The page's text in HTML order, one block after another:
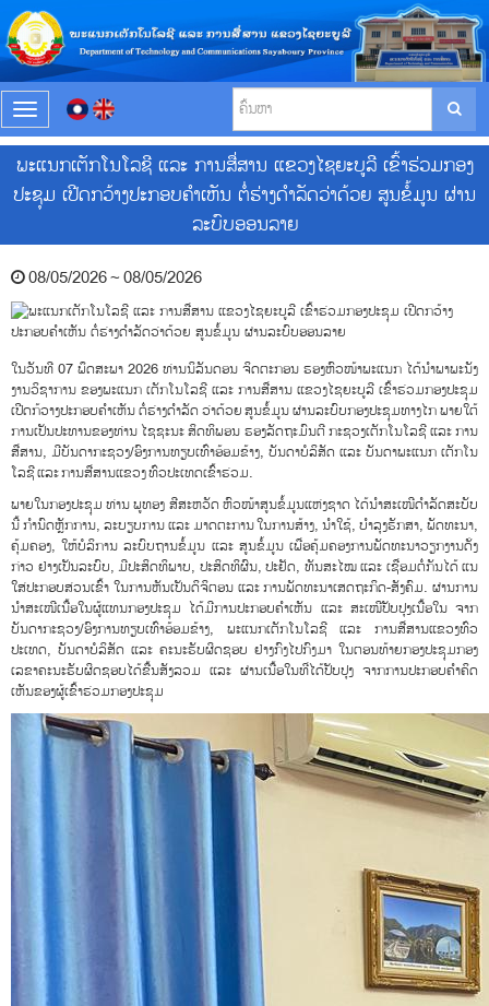
T
o
g
g
l
v
g
a
t
i
o
n
ພະແນກເຕັກໂນໂລຊີ ແລະ ການສື່ສານ ແຂວງໄຊຍະບູລີ ເຂົ້າຮ່ວມກອງ
ປະຊຸມ ເປີດກວ້າງປະກອບຄຳເຫັນ ຕໍ່ຮ່າງດຳລັດວ່າດ້ວຍ ສູນຂໍ້ມູນ ຜ່ານ
ລະບົບອອນລາຍ
08/05/2026 ~ 08/05/2026
ໃນວັນທີ 07 ພຶດສະພາ 2026 ທ່ານນິລັນດອນ ຈິດຕະກອນ ຮອງຫົວໜ້າພະແນກ ໄດ້ນໍາພາພະນັງ
ງານວິຊາການ ຂອງພະແນກ ເຕັກໂນໂລຊີ ແລະ ການສື່ສານ ແຂວງໄຊຍະບູລີ ເຂົ້າຮ່ວມກອງປະຊຸມ
ເປີດກ້ວາງປະກອບຄຳເຫັນ ຕໍ່ຮ່າງດຳລັດ ວ່າດ້ວຍ ສູນຂໍ້ມູນ ຜ່ານລະບົບກອງປະຊຸມທາງໄກ ພາຍໃຕ້
ການເປັນປະທານຂອງທ່ານ ໄຊຊະນະ ສິດທິພອນ ຮອງລັດຖະມົນຕີ ກະຊວງເຕັກໂນໂລຊີ ແລະ ການ
ສື່ສານ, ມີບັນດາກະຊວງ/ອົງການທຽບເທົ່າອ້ອມຂ້າງ, ບັນດາບໍລິສັດ ແລະ ບັນດາພະແນກ ເຕັກໂນ
ໂລຊີ ແລະ ການສື່ສານແຂວງ ທົ່ວປະເທດເຂົ້າຮ່ວມ.
ພາຍໃນກອງປະຊຸມ ທ່ານ ພູທອງ ສີສະຫວັດ ຫົວໜ້າສູນຂໍ້ມູນແຫ່ງຊາດ ໄດ້ນຳສະເໜີດຳລັດສະບັບ
ນີ້ ກຳນົດຫຼັກການ, ລະບຽບການ ແລະ ມາດຕະການ ໃນການສ້າງ, ນໍາໃຊ້, ບຳລຸງຮັກສາ, ພັດທະນາ,
ຄຸ້ມຄອງ, ໃຫ້ບໍລິການ ລະບົບຖານຂໍ້ມູນ ແລະ ສູນຂໍ້ມູນ ເພື່ອຄຸ້ມຄອງການພັດທະນາວຽກງານດັ່ງ
ກ່າວ ຢ່າງເປັນລະບົບ, ມີປະສິດທິພາບ, ປະສິດທິຜົນ, ປະຢັດ, ທັນສະໄໝ ແລະ ເຊື່ອມຕໍ່ກັນໄດ້ ແນ
ໃສ່ປະກອບສ່ວນເຂົ້າ ໃນການຫັນເປັນດິຈິຕອນ ແລະ ການພັດທະນາເສດຖະກິດ-ສັງຄົມ. ຜ່ານການ
ນຳສະເໜີເນື້ອໃນຜູ້ແທນກອງປະຊຸມ ໄດ້ມີການປະກອບຄໍາເຫັນ ແລະ ສະເໜີປັບປຸງເນື້ອໃນ ຈາກ
ບັນດາກະຊວງ/ອົງການທຽບເທົ່າອ້ອມຂ້າງ, ພະແນກເຕັກໂນໂລຊີ ແລະ ການສື່ສານແຂວງທົ່ວ
ປະເທດ, ບັນດາບໍລິສັດ ແລະ ຄະນະຮັບຜິດຊອບ ຢ່າງກົງໄປກົງມາ ໃນຕອນທ້າຍກອງປະຊຸມກອງ
ເລຂາຄະນະຮັບຜິດຊອບໄດ້ຂື້ນສັງລວມ ແລະ ຜ່ານເນື້ອໃນທີ່ໄດ້ປັບປຸງ ຈາກການປະກອບຄໍາຄິດ
ເຫັນຂອງຜູ້ເຂົ້າຮ່ວມກອງປະຊຸມ